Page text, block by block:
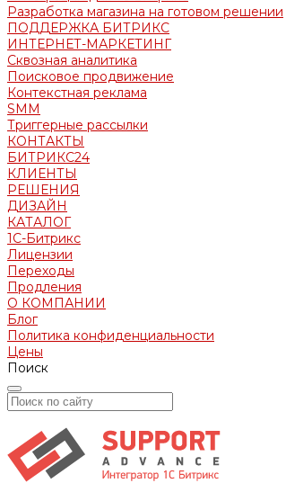
Разработка магазина на готовом решении
ПОДДЕРЖКА БИТРИКС
ИНТЕРНЕТ-МАРКЕТИНГ
Сквозная аналитика
Поисковое продвижение
Контекстная реклама
SMM
Триггерные рассылки
КОНТАКТЫ
БИТРИКС24
КЛИЕНТЫ
РЕШЕНИЯ
ДИЗАЙН
КАТАЛОГ
1С-Битрикс
Лицензии
Переходы
Продления
О КОМПАНИИ
Блог
Политика конфиденциальности
Цены
Поиск